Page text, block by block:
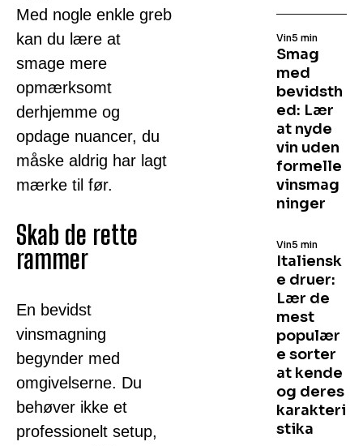
Med nogle enkle greb
kan du lære at
smage mere
opmærksomt
derhjemme og
opdage nuancer, du
måske aldrig har lagt
mærke til før.
Skab de rette
rammer
En bevidst
vinsmagning
begynder med
omgivelserne. Du
behøver ikke et
professionelt setup,
Smag
med
bevidsth
ed: Lær
at nyde
vin uden
formelle
vinsmag
ninger
Vin5 min
Italiensk
e druer:
Lær de
mest
populær
e sorter
at kende
og deres
karakteri
stika
Vin5 min